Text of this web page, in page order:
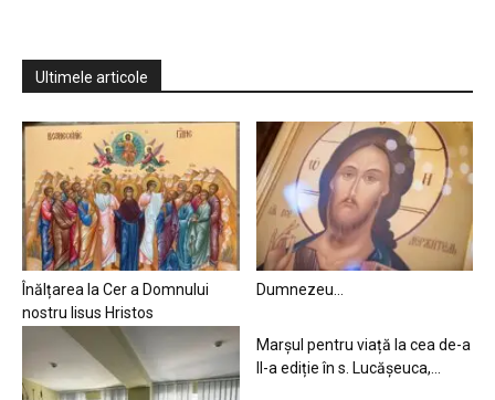
Ultimele articole
Înălțarea la Cer a Domnului
nostru Iisus Hristos
Dumnezeu…
Marșul pentru viață la cea de-a
II-a ediție în s. Lucășeuca,...